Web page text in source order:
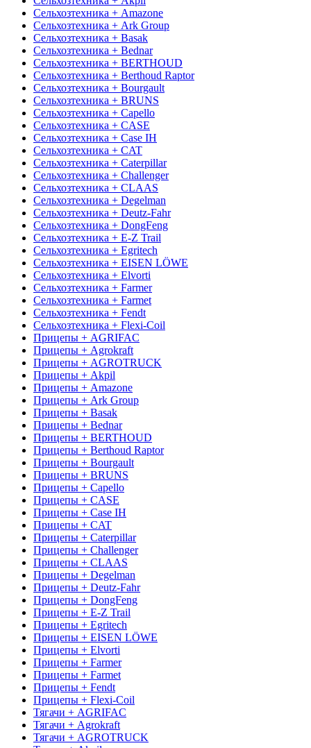
Сельхозтехника + Amazone
Сельхозтехника + Ark Group
Сельхозтехника + Basak
Сельхозтехника + Bednar
Сельхозтехника + BERTHOUD
Сельхозтехника + Berthoud Raptor
Сельхозтехника + Bourgault
Сельхозтехника + BRUNS
Сельхозтехника + Capello
Сельхозтехника + CASE
Сельхозтехника + Case IH
Сельхозтехника + CAT
Сельхозтехника + Caterpillar
Сельхозтехника + Challenger
Сельхозтехника + CLAAS
Сельхозтехника + Degelman
Сельхозтехника + Deutz-Fahr
Сельхозтехника + DongFeng
Сельхозтехника + E-Z Trail
Сельхозтехника + Egritech
Сельхозтехника + EISEN LÖWE
Сельхозтехника + Elvorti
Сельхозтехника + Farmer
Сельхозтехника + Farmet
Сельхозтехника + Fendt
Сельхозтехника + Flexi-Coil
Прицепы + AGRIFAC
Прицепы + Agrokraft
Прицепы + AGROTRUCK
Прицепы + Akpil
Прицепы + Amazone
Прицепы + Ark Group
Прицепы + Basak
Прицепы + Bednar
Прицепы + BERTHOUD
Прицепы + Berthoud Raptor
Прицепы + Bourgault
Прицепы + BRUNS
Прицепы + Capello
Прицепы + CASE
Прицепы + Case IH
Прицепы + CAT
Прицепы + Caterpillar
Прицепы + Challenger
Прицепы + CLAAS
Прицепы + Degelman
Прицепы + Deutz-Fahr
Прицепы + DongFeng
Прицепы + E-Z Trail
Прицепы + Egritech
Прицепы + EISEN LÖWE
Прицепы + Elvorti
Прицепы + Farmer
Прицепы + Farmet
Прицепы + Fendt
Прицепы + Flexi-Coil
Тягачи + AGRIFAC
Тягачи + Agrokraft
Тягачи + AGROTRUCK